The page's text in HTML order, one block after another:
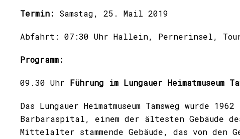
Termin: Samstag, 25. Mail 2019
Abfahrt: 07:30 Uhr Hallein, Pernerinsel,
Programm:
09.30 Uhr Führung im Lungauer Heimatmuseum
Das Lungauer Heimatmuseum Tamsweg wurde 1962
Barbaraspital, einem der ältesten Gebäude
Mittelalter stammende Gebäude, das von den